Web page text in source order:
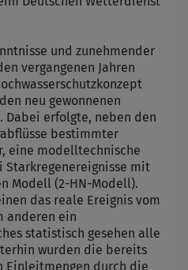
und zunehmender
vergangenen Jahren
neu gewonnenen
Dabei erfolgte, neben den
bestimmter
eine modelltechnische
Starkregenereignisse mit
Modell (2-HN-Modell).
das reale Ereignis vom
anderen ein
statistisch gesehen alle
wurden die bereits
Einleitmengen durch die
bei der Verwendung von
gesetzt werden